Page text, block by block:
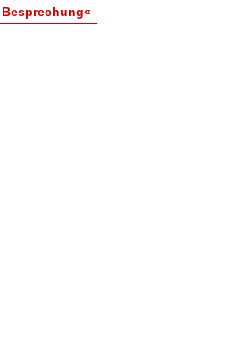
Besprechung«